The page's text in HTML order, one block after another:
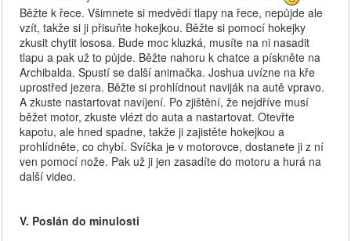
Běžte k řece. Všimnete si medvědí tlapy na řece, nepůjde ale
vzít, takže si ji přisuňte hokejkou. Běžte si pomocí hokejky
zkusit chytit lososa. Bude moc kluzká, musíte na ni nasadit
tlapu a pak už to půjde. Běžte nahoru k chatce a pískněte na
Archibalda. Spustí se další animačka. Joshua uvízne na kře
uprostřed jezera. Běžte si prohlídnout naviják na autě vpravo.
A zkuste nastartovat navíjení. Po zjištění, že nejdříve musí
běžet motor, zkuste vlézt do auta a nastartovat. Otevřte
kapotu, ale hned spadne, takže ji zajistěte hokejkou a
prohlídněte, co chybí. Svíčka je v motorovce, dostanete ji z ní
ven pomocí nože. Pak už ji jen zasadíte do motoru a hurá na
další video.
V. Poslán do minulosti